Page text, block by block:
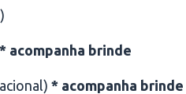
* acompanha brinde
* acompanha brinde